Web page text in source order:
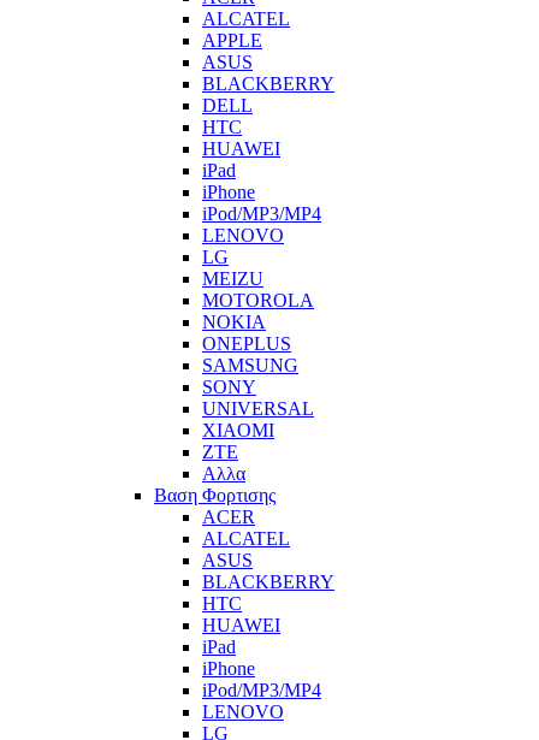
ALCATEL
APPLE
ASUS
BLACKBERRY
DELL
HTC
HUAWEI
iPad
iPhone
iPod/MP3/MP4
LENOVO
LG
MEIZU
MOTOROLA
NOKIA
ONEPLUS
SAMSUNG
SONY
UNIVERSAL
XIAOMI
ZTE
Αλλα
Βαση Φορτισης
ACER
ALCATEL
ASUS
BLACKBERRY
HTC
HUAWEI
iPad
iPhone
iPod/MP3/MP4
LENOVO
LG